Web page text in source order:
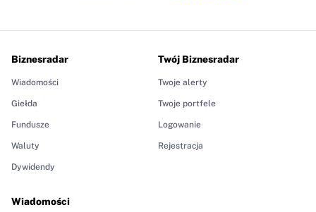
Biznesradar
Wiadomości
Giełda
Fundusze
Waluty
Dywidendy
Wiadomości
Twój Biznesradar
Twoje alerty
Twoje portfele
Logowanie
Rejestracja